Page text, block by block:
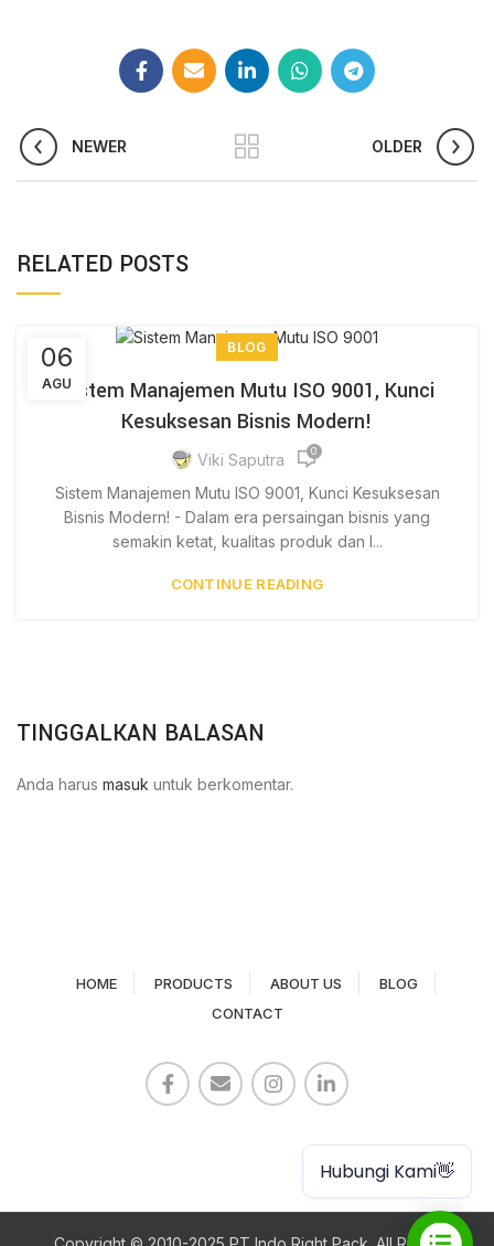
NEWER OLDER
RELATED POSTS
06
AGU
BLOG
Sistem Manajemen Mutu ISO 9001, Kunci
Kesuksesan Bisnis Modern!
Viki Saputra 0
Sistem Manajemen Mutu ISO 9001, Kunci Kesuksesan
Bisnis Modern! - Dalam era persaingan bisnis yang
semakin ketat, kualitas produk dan l...
CONTINUE READING
TINGGALKAN BALASAN
Anda harus masuk untuk berkomentar.
HOME PRODUCTS ABOUT US
BLOG
CONTACT
Hubungi Kami👋